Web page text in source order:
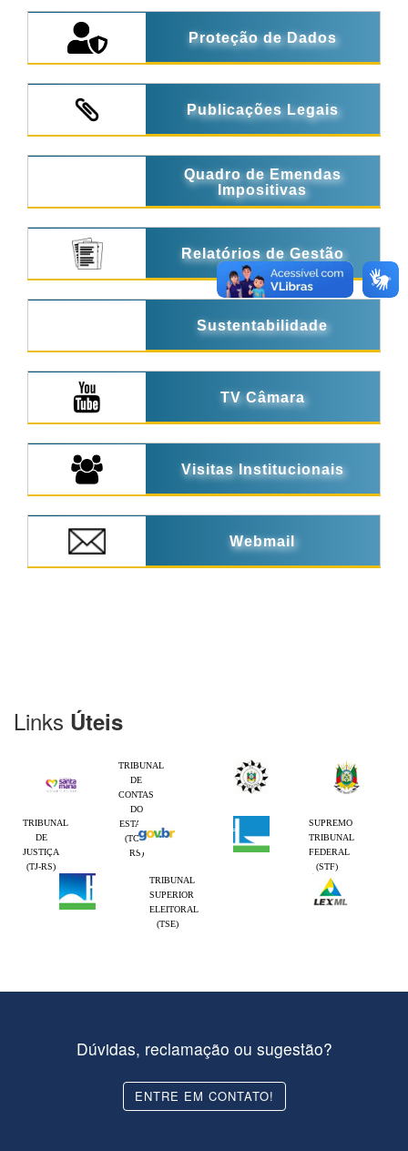
Proteção de Dados
Publicações Legais
Quadro de Emendas
Impositivas
Relatórios de Gestão
Sustentabilidade
TV Câmara
Visitas Institucionais
Webmail
Links Úteis
TRIBUNAL
DE
CONTAS
DO
ESTADO
(TCE-
RS)
TRIBUNAL
DE
JUSTIÇA
(TJ-RS)
SUPREMO
TRIBUNAL
FEDERAL
(STF)
TRIBUNAL
SUPERIOR
ELEITORAL
(TSE)
Dúvidas, reclamação ou sugestão?
ENTRE EM CONTATO!